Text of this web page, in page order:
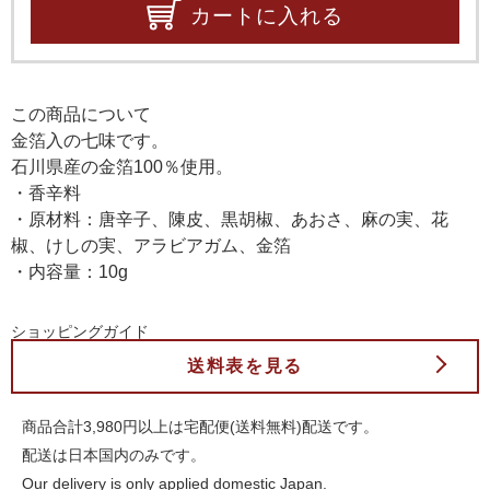
カートに入れる
この商品について
金箔入の七味です。
石川県産の金箔100％使用。
・香辛料
・原材料：唐辛子、陳皮、黒胡椒、あおさ、麻の実、花
椒、けしの実、アラビアガム、金箔
・内容量：10g
ショッピングガイド
送料表を見る
商品合計3,980円以上は宅配便(送料無料)配送です。
配送は日本国内のみです。
Our delivery is only applied domestic Japan.